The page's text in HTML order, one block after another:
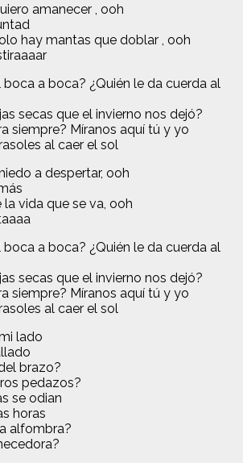
amanecer , ooh
hay mantas que doblar , ooh
boca a boca? ¿Quién le da cuerda al
secas que el invierno nos dejó?
siempre? Míranos aquí tú y yo
al caer el sol
a despertar, ooh
vida que se va, ooh
boca a boca? ¿Quién le da cuerda al
secas que el invierno nos dejó?
siempre? Míranos aquí tú y yo
al caer el sol
lado
brazo?
pedazos?
se odian
horas
alfombra?